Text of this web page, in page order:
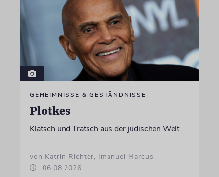
GEHEIMNISSE & GESTÄNDNISSE
Plotkes
Klatsch und Tratsch aus der jüdischen Welt
von Katrin Richter, Imanuel Marcus
06.08.2026